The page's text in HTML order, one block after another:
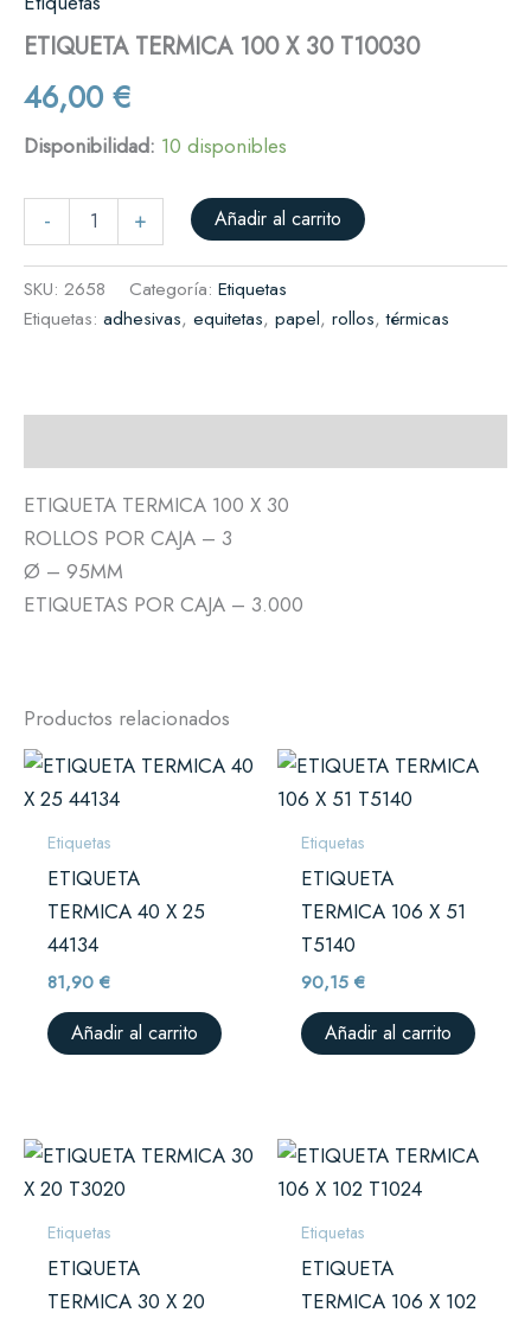
ETIQUETA TERMICA 100 X 30 T10030
46,00 €
Disponibilidad: 10 disponibles
- + Añadir al carrito
SKU: 2658 Categoría: Etiquetas
Etiquetas: adhesivas, equitetas, papel, rollos,térmicas
ETIQUETA TERMICA 100 X 30
ROLLOS POR CAJA – 3
Ø – 95MM
ETIQUETAS POR CAJA – 3.000
Productos relacionados
Etiquetas
ETIQUETA
TERMICA 40 X 25
44134
81,90€
Añadir al carrito
Etiquetas
ETIQUETA
TERMICA 106 X 51
T5140
90,15€
Añadir al carrito
Etiquetas
ETIQUETA
TERMICA 30 X 20
Etiquetas
ETIQUETA
TERMICA 106 X 102